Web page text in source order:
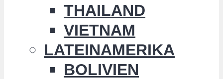
THAILAND
VIETNAM
LATEINAMERIKA
BOLIVIEN